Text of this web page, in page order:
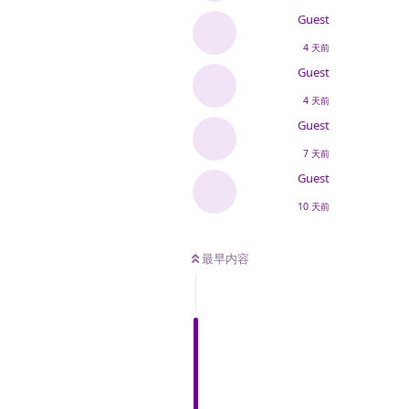
Guest
4 天前
Guest
4 天前
Guest
7 天前
Guest
10 天前
最早内容